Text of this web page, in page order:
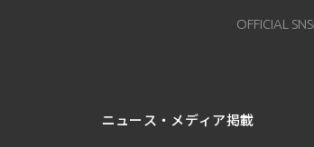
OFFICIAL SNS
ニュース・メディア掲載